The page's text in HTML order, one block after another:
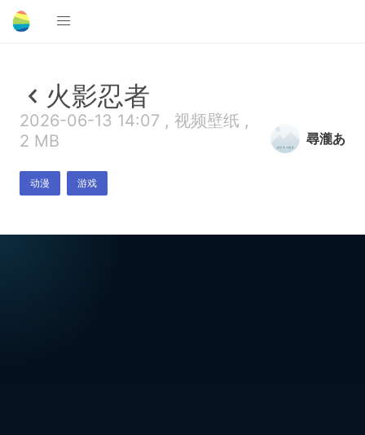
火影忍者
2026-06-13 14:07 , 视频壁纸 ,
2 MB
动漫 游戏
尋瀧あ